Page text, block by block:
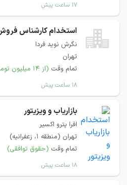
۱۷ ساعت پیش
استخدام کارشناس
نگرش نوید فردا
تهران
تمام وقت (از ۱۴ میلیون تومان)
۱۸ ساعت پیش
بازاریاب و ویزیتور
افرا پترو اکسیر
تهران (منطقه ۱، زعفرانیه)
تمام وقت (حقوق توافقی)
۱۸ ساعت پیش